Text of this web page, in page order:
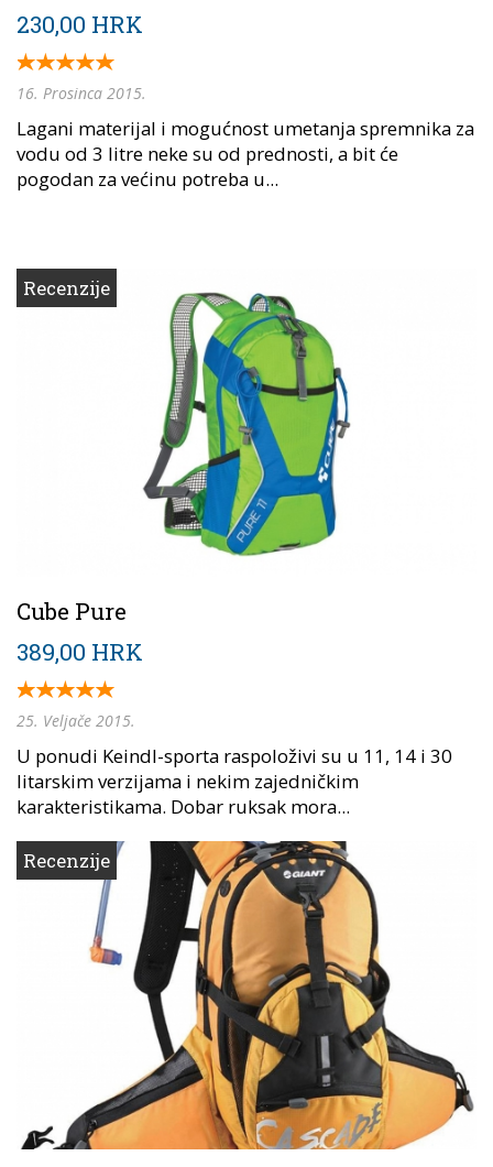
230,00 HRK
16. Prosinca 2015.
Lagani materijal i mogućnost umetanja spremnika za
vodu od 3 litre neke su od prednosti, a bit će
pogodan za većinu potreba u...
Recenzije
Cube Pure
389,00 HRK
25. Veljače 2015.
U ponudi Keindl-sporta raspoloživi su u 11, 14 i 30
litarskim verzijama i nekim zajedničkim
karakteristikama. Dobar ruksak mora...
Recenzije